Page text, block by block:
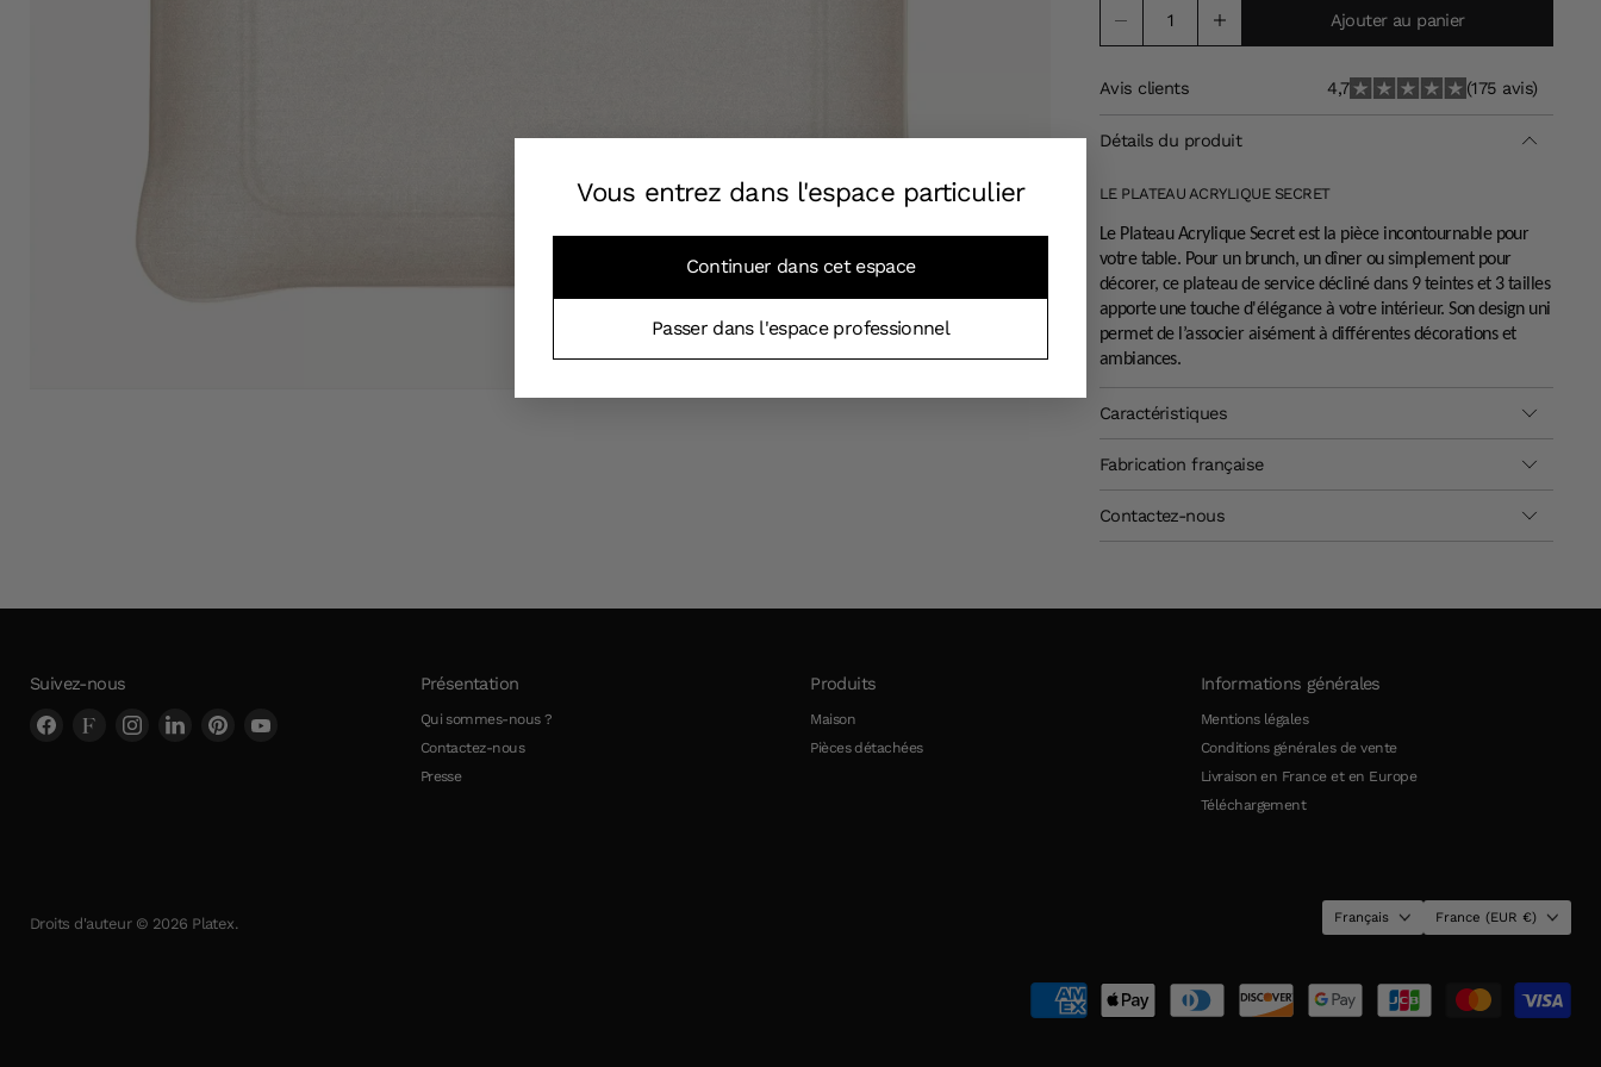
Vous entrez dans l'espace particulier
Continuer dans cet espace
Passer dans l'espace professionnel
Ajouter au panier
Avis clients 4,7 (175 avis)
Détails du produit
LE PLATEAU ACRYLIQUE SECRET
Le Plateau Acrylique Secret est la pièce incontournable pour
votre table. Pour un brunch, un dîner ou simplement pour
décorer, ce plateau de service décliné dans 9 teintes et 3 tailles
apporte une touche d'élégance à votre intérieur. Son design uni
permet de l’associer aisément à différentes décorations et
ambiances.
Caractéristiques
Fabrication française
Contactez-nous
Suivez-nous
Trouvez- Trouvez-
nous
Trouvez-
nous
Trouvez-
nous
Trouvez-
Présentation
Qui sommes-nous ?
Contactez-nous
Presse
Produits
Maison
Pièces détachées
Informations générales
Mentions légales
Conditions générales de vente
Livraison en France et en Europe
Téléchargement
Droits d'auteur © 2026 Platex. Langue
Français Pays
France (EUR €)